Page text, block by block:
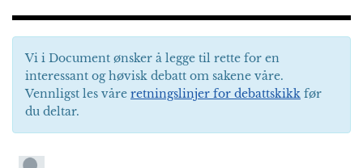
Vi i Document ønsker å legge til rette for en
interessant og høvisk debatt om sakene våre.
Vennligst les våre retningslinjer for debattskikk før
du deltar.